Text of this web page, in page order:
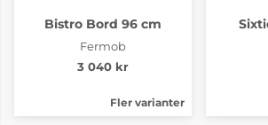
Bistro Bord 96 cm
Fermob
3 040 kr
Fler varianter